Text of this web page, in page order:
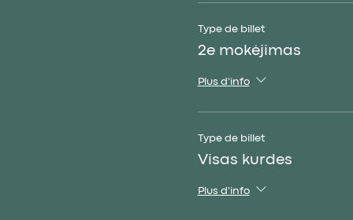
Type de billet
2e mokėjimas
Plus d'info
Type de billet
Visas kurdes
Plus d'info